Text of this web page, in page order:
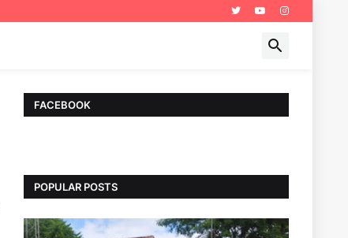
FACEBOOK
POPULAR POSTS